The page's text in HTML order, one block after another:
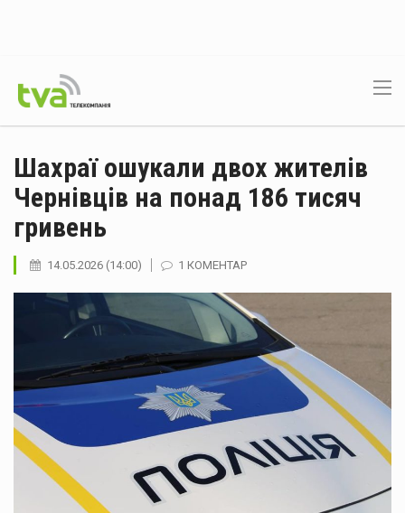
Шахраї ошукали двох жителів
Чернівців на понад 186 тисяч
гривень
14.05.2026 (14:00) 1 КОМЕНТАР